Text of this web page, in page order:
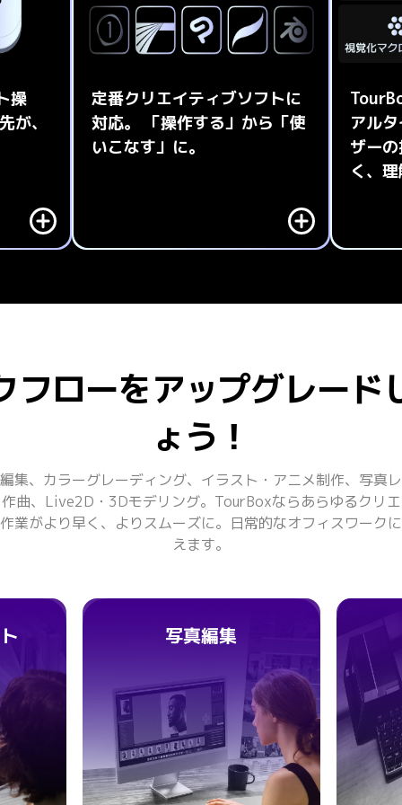
操
が、
までに
験をも
定番クリエイティブソフトに
対応。 「操作する」から「使
いこなす」に。
ジャーソフトをサポート。複雑なメニ
ューやショートカットがない機能も、
アル
ザー
く、
し、ス
フローをアップグレード
ょう！
集、カラーグレーディング、イラスト・アニメ制作、写真
曲、Live2D・3Dモデリング。TourBoxならあらゆるクリ
業がより早く、よりスムーズに。日常的なオフィスワーク
えます。
写真編集